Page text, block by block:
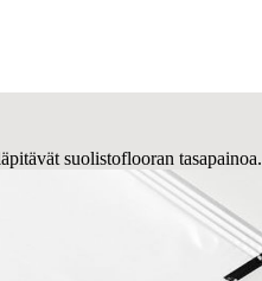
suolistoflooran tasapainoa.